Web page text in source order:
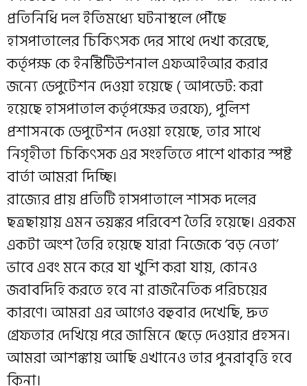
প্রতিনিধি দল ইতিমধ্যে ঘটনাস্থলে পৌঁছে
হাসপাতালের চিকিৎসক দের সাথে দেখা করেছে,
কর্তৃপক্ষ কে ইনস্টিটিউশনাল এফআইআর করার
জন্যে ডেপুটেশন দেওয়া হয়েছে ( আপডেট: করা
হয়েছে হাসপাতাল কর্তৃপক্ষের তরফে), পুলিশ
প্রশাসনকে ডেপুটেশন দেওয়া হয়েছে, তার সাথে
নিগৃহীতা চিকিৎসক এর সংহতিতে পাশে থাকার স্পষ্ট
বার্তা আমরা দিচ্ছি।
রাজ্যের প্রায় প্রতিটি হাসপাতালে শাসক দলের
ছত্রছায়ায় এমন ভয়ঙ্কর পরিবেশ তৈরি হয়েছে। এরকম
একটা অংশ তৈরি হয়েছে যারা নিজেকে ‘বড় নেতা’
ভাবে এবং মনে করে যা খুশি করা যায়, কোনও
জবাবদিহি করতে হবে না রাজনৈতিক পরিচয়ের
কারণে। আমরা এর আগেও বহুবার দেখেছি, দ্রুত
গ্রেফতার দেখিয়ে পরে জামিনে ছেড়ে দেওয়ার প্রহসন।
আমরা আশঙ্কায় আছি এখানেও তার পুনরাবৃত্তি হবে
কিনা।